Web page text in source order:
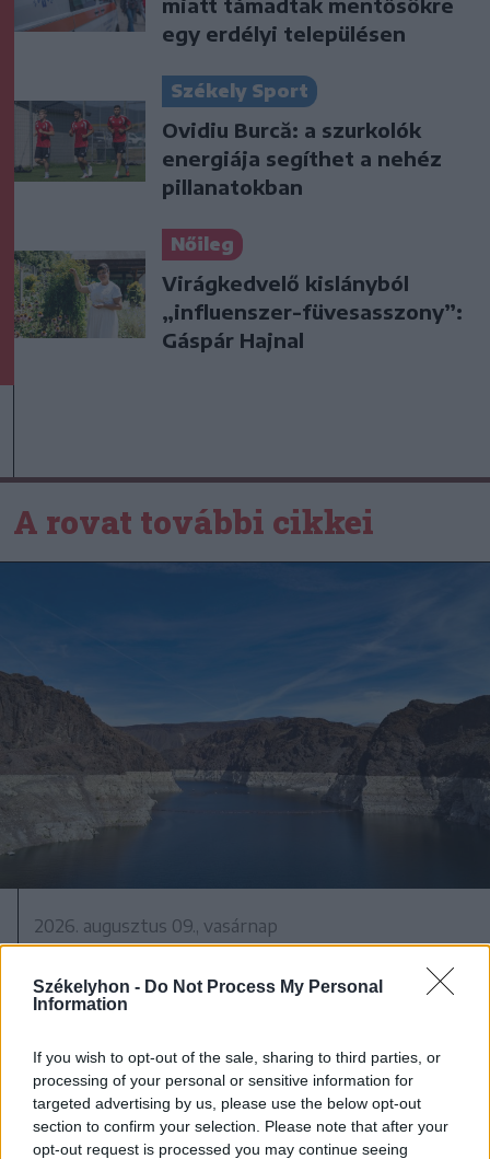
Székelyhon - Do Not Process My Personal
Information
If you wish to opt-out of the sale, sharing to third parties, or
processing of your personal or sensitive information for
targeted advertising by us, please use the below opt-out
section to confirm your selection. Please note that after your
opt-out request is processed you may continue seeing
miatt támadtak mentősökre
egy erdélyi településen
Székely Sport
Ovidiu Burcă: a szurkolók
energiája segíthet a nehéz
pillanatokban
Nőileg
Virágkedvelő kislányból
„influenszer-füvesasszony”:
Gáspár Hajnal
A rovat további cikkei
2026. augusztus 09., vasárnap
történelmi mélyponton az Egyesült
víztározójának szintje